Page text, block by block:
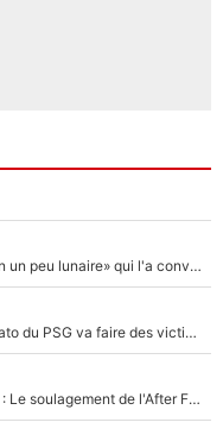
Transfert de Bradley Barcola : La «discussion un peu lunaire» qui l'a convaincu de quitter le PSG, son entourage est pointé du doigt
«Ça peut attirer des bons joueurs» : Le mercato du PSG va faire des victimes dans l'effectif de Luis Enrique ?
«C’est une bonne chose qu’il ne vienne pas» : Le soulagement de l'After Foot après le transfert avorté de Yan Diomandé au PSG